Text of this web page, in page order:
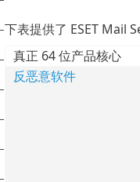
下表提供了 ESET Mail
真正 64 位产品核心
反恶意软件